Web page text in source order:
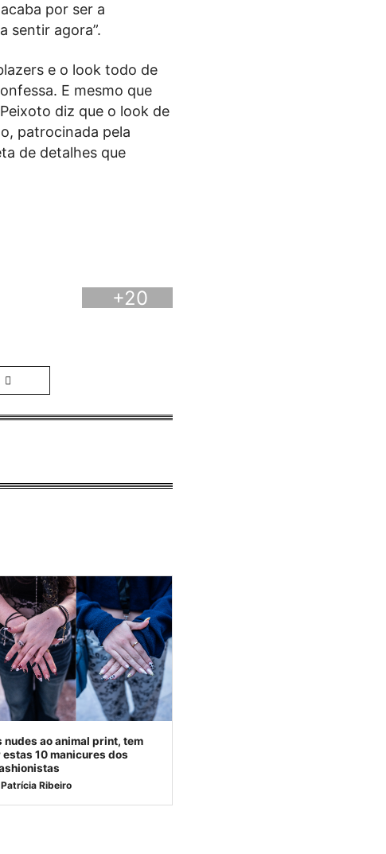
por ser a
sentir agora”.
e o look todo de
E mesmo que
diz que o look de
patrocinada pela
de detalhes que
+20
nudes ao animal print, tem
estas 10 manicures dos
Patrícia Ribeiro